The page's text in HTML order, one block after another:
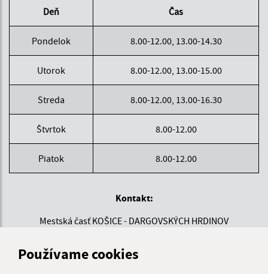
Používame cookies
Deň Čas
Pondelok 8.00-12.00, 13.00-14.30
Utorok 8.00-12.00, 13.00-15.00
Streda 8.00-12.00, 13.00-16.30
Štvrtok 8.00-12.00
Piatok 8.00-12.00
Kontakt:
Mestská časť KOŠICE - DARGOVSKÝCH HRDINOV
040 22 Košice